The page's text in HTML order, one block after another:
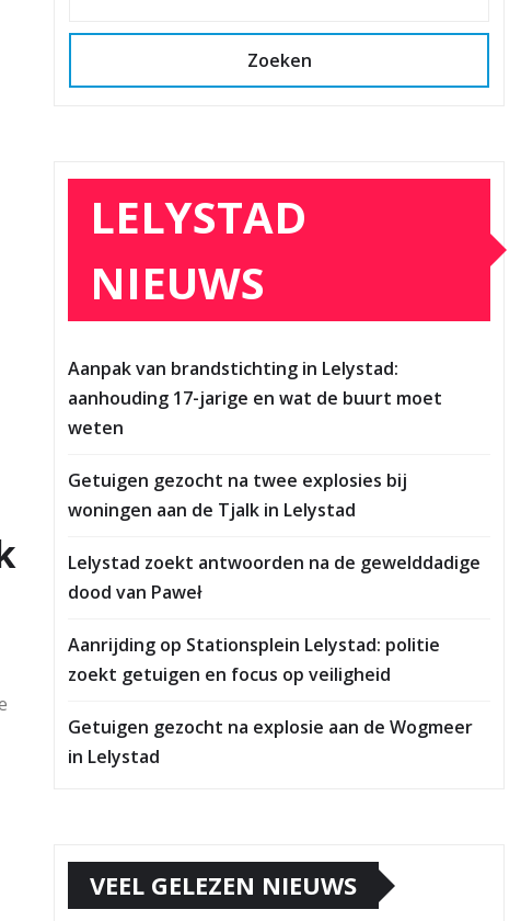
Zoeken
LELYSTAD
NIEUWS
Aanpak van brandstichting in Lelystad:
aanhouding 17-jarige en wat de buurt moet
weten
Getuigen gezocht na twee explosies bij
woningen aan de Tjalk in Lelystad
Lelystad zoekt antwoorden na de gewelddadige
dood van Paweł
Aanrijding op Stationsplein Lelystad: politie
zoekt getuigen en focus op veiligheid
Getuigen gezocht na explosie aan de Wogmeer
in Lelystad
VEEL GELEZEN NIEUWS